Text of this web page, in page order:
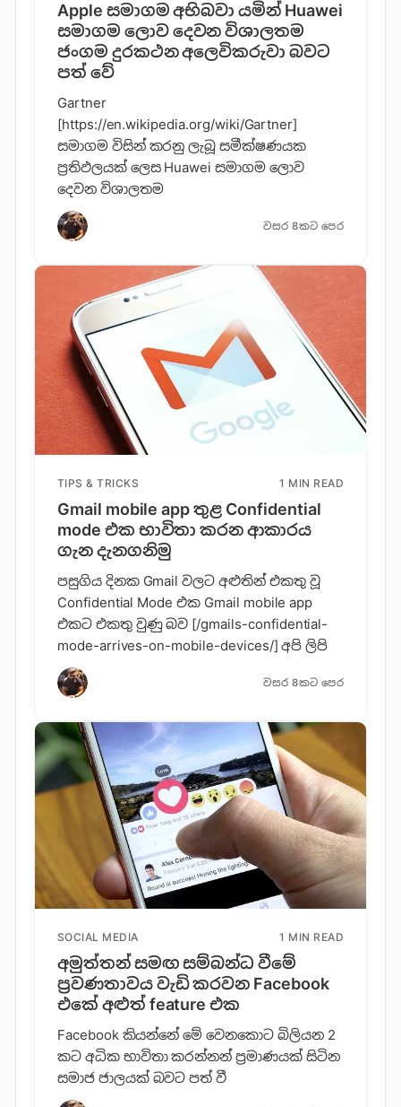
Apple සමාගම අභිබවා යමින් Huawei
සමාගම ලොව දෙවන විශාලතම
ජංගම දුරකථන අලෙවිකරුවා බවට
පත් වේ
Gartner
[https://en.wikipedia.org/wiki/Gartner]
සමාගම විසින් කරනු ලැබූ සමීක්ෂණයක
ප්‍රතිඵලයක් ලෙස Huawei සමාගම ලොව
දෙවන විශාලතම
වසර 8කට පෙර
TIPS & TRICKS 1 MIN READ
Gmail mobile app තුළ Confidential
mode එක භාවිතා කරන ආකාරය
ගැන දැනගනිමු
පසුගිය දිනක Gmail වලට අළුතින් එකතු වූ
Confidential Mode එක Gmail mobile app
එකට එකතු වුණු බව [/gmails-confidential-
mode-arrives-on-mobile-devices/] අපි ලිපි
වසර 8කට පෙර
SOCIAL MEDIA 1 MIN READ
අමුත්තන් සමඟ සම්බන්ධ වීමේ
ප්‍රවණතාවය වැඩි කරවන Facebook
එකේ අළුත් feature එක
Facebook කියන්නේ මේ වෙනකොට බිලියන 2
කට අධික භාවිතා කරන්නන් ප්‍රමාණයක් සිටින
සමාජ ජාලයක් බවට පත් වී